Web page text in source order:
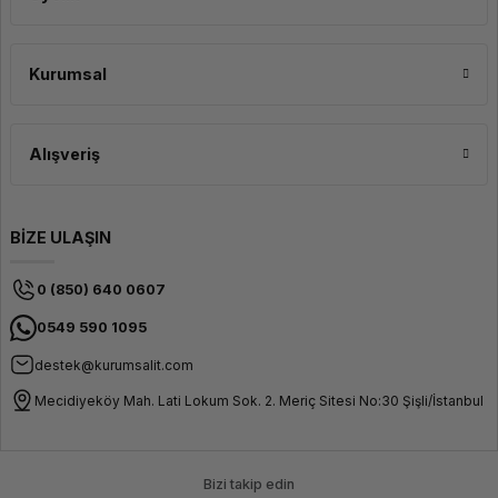
Kurumsal
Alışveriş
BİZE ULAŞIN
0 (850) 640 0607
0549 590 1095
destek@kurumsalit.com
Mecidiyeköy Mah. Lati Lokum Sok. 2. Meriç Sitesi No:30 Şişli/İstanbul
Bizi takip edin